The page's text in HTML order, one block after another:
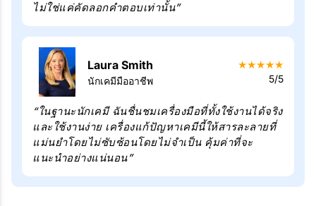
ไม่ใช่แค่คัดลอกคำตอบเท่านั้น”
Laura Smith
นักเคมีมืออาชีพ
★★★★★
5/5
“ในฐานะนักเคมี ฉันชื่นชมเครื่องมือที่ทั้งใช้งานได้จริง
และใช้งานง่าย เครื่องแก้ปัญหาเคมีนี้ให้สารละลายที่
แม่นยำโดยไม่ซับซ้อนโดยไม่จำเป็น คุ้มค่าที่จะ
แนะนำอย่างแน่นอน”